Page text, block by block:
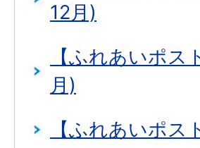
12月)
【ふれあいポ
月)
【ふれあいポ